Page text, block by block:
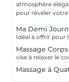
atmosphère
pour révéler
Ma Demi
Massage
Massage à